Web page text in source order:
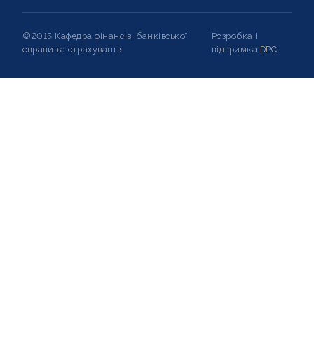
©2015 Кафедра фінансів, банківської
справи та страхування
Розробка і
підтримка DPC